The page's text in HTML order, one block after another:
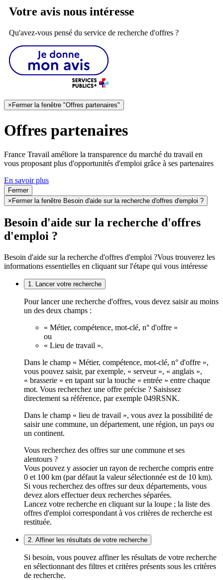
Votre avis nous intéresse
Qu'avez-vous pensé du service de recherche d'offres ?
× Fermer la fenêtre "Offres partenaires"
Offres partenaires
France Travail améliore la transparence du marché du travail en
vous proposant plus d'opportunités d'emploi grâce à ses partenaires
En savoir plus
Fermer
× Fermer la fenêtre Besoin d'aide sur la recherche d'offres d'emploi ?
Besoin d'aide sur la recherche d'offres
d'emploi ?
Besoin d'aide sur la recherche d'offres d'emploi ?Vous trouverez les
informations essentielles en cliquant sur l'étape qui vous intéresse
1. Lancer votre recherche
Pour lancer une recherche d'offres, vous devez saisir au moins
un des deux champs :
« Métier, compétence, mot-clé, n° d'offre »
ou
« Lieu de travail ».
Dans le champ « Métier, compétence, mot-clé, n° d'offre »,
vous pouvez saisir, par exemple, « serveur », « anglais »,
« brasserie » en tapant sur la touche « entrée » entre chaque
mot. Vous recherchez une offre précise ? Saisissez
directement sa référence, par exemple 049RSNK.
Dans le champ « lieu de travail », vous avez la possibilité de
saisir une commune, un département, une région, un pays ou
un continent.
Vous recherchez des offres sur une commune et ses
alentours ?
Vous pouvez y associer un rayon de recherche compris entre
0 et 100 km (par défaut la valeur sélectionnée est de 10 km).
Si vous recherchez des offres sur deux départements, vous
devez alors effectuer deux recherches séparées.
Lancez votre recherche en cliquant sur la loupe ; la liste des
offres d'emploi correspondant à vos critères de recherche est
restituée.
2. Affiner les résultats de votre recherche
Si besoin, vous pouvez affiner les résultats de votre recherche
en sélectionnant des filtres et critères présents sous les critères
de recherche.